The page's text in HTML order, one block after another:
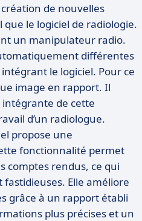
de nouvelles
le logiciel de radiologie.
un manipulateur radio.
différentes
le logiciel. Pour ce
image en rapport. Il
intégrante de cette
d’un radiologue.
propose une
fonctionnalité permet
comptes rendus, ce qui
fastidieuses. Elle améliore
grâce à un rapport établi
plus précises et un